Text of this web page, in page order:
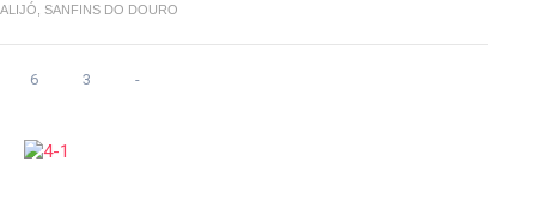
ALIJÓ, SANFINS DO DOURO
6 3 -